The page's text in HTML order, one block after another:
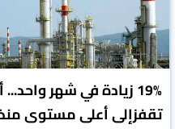
19% زيادة في شهر
تقفزإلى أعلى مستوى منذ